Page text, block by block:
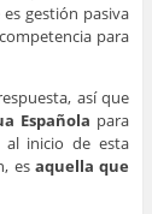
gestión pasiva
para
así que
Española para
inicio de esta
es aquella que